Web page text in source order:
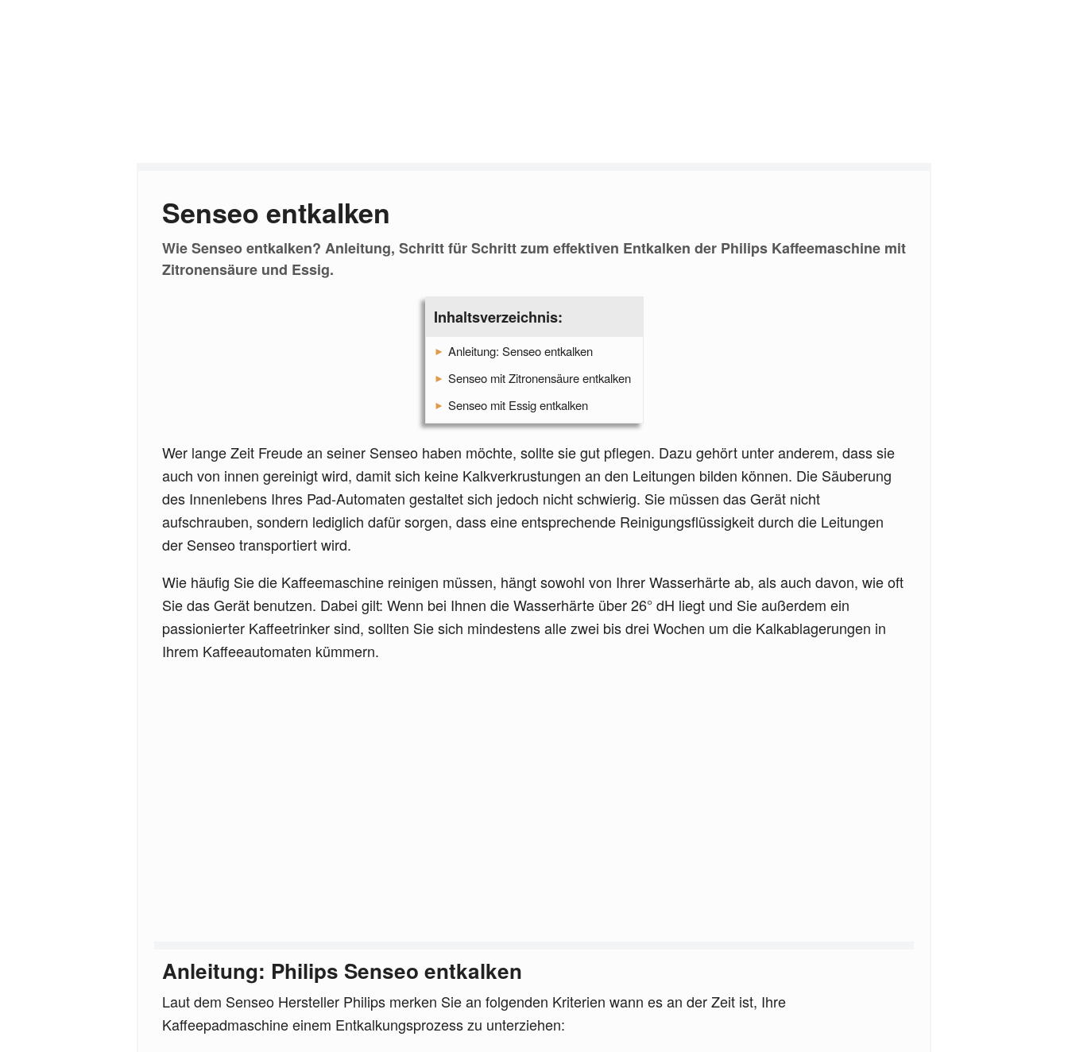
Senseo entkalken
Wie Senseo entkalken? Anleitung, Schritt für Schritt zum effektiven Entkalken der Philips Kaffeemaschine mit
Zitronensäure und Essig.
Inhaltsverzeichnis:
Anleitung: Senseo entkalken
Senseo mit Zitronensäure entkalken
Senseo mit Essig entkalken
Wer lange Zeit Freude an seiner Senseo haben möchte, sollte sie gut pflegen. Dazu gehört unter anderem, dass sie
auch von innen gereinigt wird, damit sich keine Kalkverkrustungen an den Leitungen bilden können. Die Säuberung
des Innenlebens Ihres Pad-Automaten gestaltet sich jedoch nicht schwierig. Sie müssen das Gerät nicht
aufschrauben, sondern lediglich dafür sorgen, dass eine entsprechende Reinigungsflüssigkeit durch die Leitungen
der Senseo transportiert wird.
Wie häufig Sie die Kaffeemaschine reinigen müssen, hängt sowohl von Ihrer Wasserhärte ab, als auch davon, wie oft
Sie das Gerät benutzen. Dabei gilt: Wenn bei Ihnen die Wasserhärte über 26° dH liegt und Sie außerdem ein
passionierter Kaffeetrinker sind, sollten Sie sich mindestens alle zwei bis drei Wochen um die Kalkablagerungen in
Ihrem Kaffeeautomaten kümmern.
Anleitung: Philips Senseo entkalken
Laut dem Senseo Hersteller Philips merken Sie an folgenden Kriterien wann es an der Zeit ist, Ihre
Kaffeepadmaschine einem Entkalkungsprozess zu unterziehen: